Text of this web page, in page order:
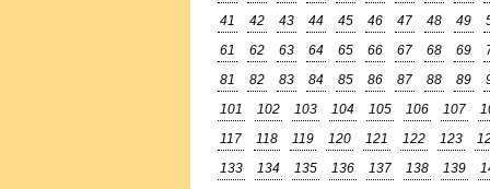
41
42 43 44 45 46 47 48 49
61
62 63 64 65 66 67 68 69
81
82 83 84 85 86 87 88 89
101
102 103 104 105 106 107
117
118 119 120 121 122 123
133
134 135 136 137 138 139